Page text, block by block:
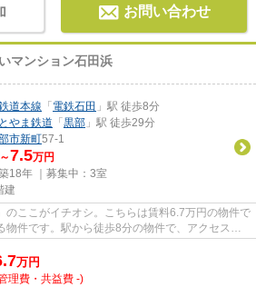
お問い合わせ
マンション石田浜
道本線 「 電鉄石田 」駅 徒歩8分
やま鉄道 「 黒部 」駅 徒歩29分
市新町57-1
7.5万円
18年 ｜募集中： 3室
建
のここがイチオシ。こちらは賃料6.7万円の物件で
物件です。駅から徒歩8分の物件で、アクセス良
万円
理費・共益費 -)